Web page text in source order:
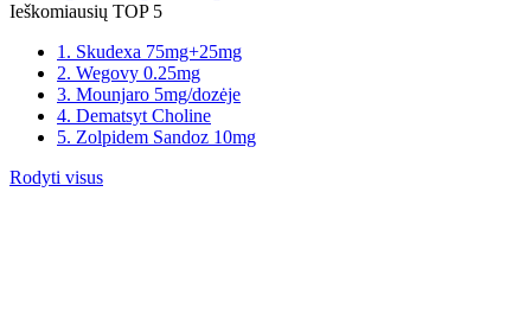
Ieškomiausių TOP 5
1. Skudexa 75mg+25mg
2. Wegovy 0.25mg
3. Mounjaro 5mg/dozėje
4. Dematsyt Choline
5. Zolpidem Sandoz 10mg
Rodyti visus